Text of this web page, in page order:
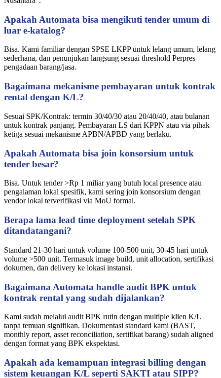
Apakah Automata bisa mengikuti tender umum di
luar e-katalog?
Bisa. Kami familiar dengan SPSE LKPP untuk lelang umum, lelang
sederhana, dan penunjukan langsung sesuai threshold Perpres
pengadaan barang/jasa.
Bagaimana mekanisme pembayaran untuk kontrak
rental dengan K/L?
Sesuai SPK/Kontrak: termin 30/40/30 atau 20/40/40, atau bulanan
untuk kontrak panjang. Pembayaran LS dari KPPN atau via pihak
ketiga sesuai mekanisme APBN/APBD yang berlaku.
Apakah Automata bisa join konsorsium untuk
tender besar?
Bisa. Untuk tender >Rp 1 miliar yang butuh local presence atau
pengalaman lokal spesifik, kami sering join konsorsium dengan
vendor lokal terverifikasi via MoU formal.
Berapa lama lead time deployment setelah SPK
ditandatangani?
Standard 21-30 hari untuk volume 100-500 unit, 30-45 hari untuk
volume >500 unit. Termasuk image build, unit allocation, sertifikasi
dokumen, dan delivery ke lokasi instansi.
Bagaimana Automata handle audit BPK untuk
kontrak rental yang sudah dijalankan?
Kami sudah melalui audit BPK rutin dengan multiple klien K/L
tanpa temuan signifikan. Dokumentasi standard kami (BAST,
monthly report, asset reconciliation, sertifikat barang) sudah aligned
dengan format yang BPK ekspektasi.
Apakah ada kemampuan integrasi billing dengan
sistem keuangan K/L seperti SAKTI atau SIPP?